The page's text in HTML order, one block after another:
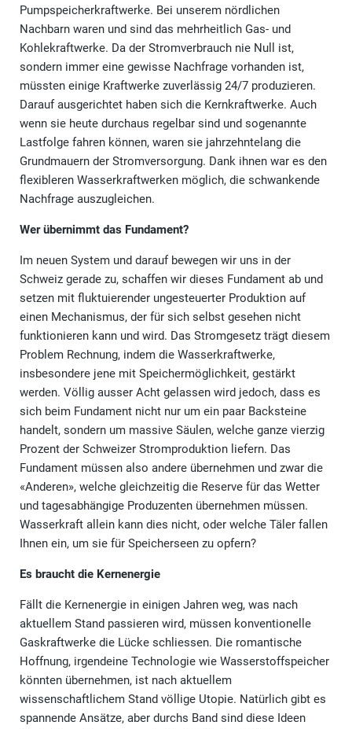
Pumpspeicherkraftwerke. Bei unserem nördlichen
Nachbarn waren und sind das mehrheitlich Gas- und
Kohlekraftwerke. Da der Stromverbrauch nie Null ist,
sondern immer eine gewisse Nachfrage vorhanden ist,
müssten einige Kraftwerke zuverlässig 24/7 produzieren.
Darauf ausgerichtet haben sich die Kernkraftwerke. Auch
wenn sie heute durchaus regelbar sind und sogenannte
Lastfolge fahren können, waren sie jahrzehntelang die
Grundmauern der Stromversorgung. Dank ihnen war es den
flexibleren Wasserkraftwerken möglich, die schwankende
Nachfrage auszugleichen.
Wer übernimmt das Fundament?
Im neuen System und darauf bewegen wir uns in der
Schweiz gerade zu, schaffen wir dieses Fundament ab und
setzen mit fluktuierender ungesteuerter Produktion auf
einen Mechanismus, der für sich selbst gesehen nicht
funktionieren kann und wird. Das Stromgesetz trägt diesem
Problem Rechnung, indem die Wasserkraftwerke,
insbesondere jene mit Speichermöglichkeit, gestärkt
werden. Völlig ausser Acht gelassen wird jedoch, dass es
sich beim Fundament nicht nur um ein paar Backsteine
handelt, sondern um massive Säulen, welche ganze vierzig
Prozent der Schweizer Stromproduktion liefern. Das
Fundament müssen also andere übernehmen und zwar die
«Anderen», welche gleichzeitig die Reserve für das Wetter
und tagesabhängige Produzenten übernehmen müssen.
Wasserkraft allein kann dies nicht, oder welche Täler fallen
Ihnen ein, um sie für Speicherseen zu opfern?
Es braucht die Kernenergie
Fällt die Kernenergie in einigen Jahren weg, was nach
aktuellem Stand passieren wird, müssen konventionelle
Gaskraftwerke die Lücke schliessen. Die romantische
Hoffnung, irgendeine Technologie wie Wasserstoffspeicher
könnten übernehmen, ist nach aktuellem
wissenschaftlichem Stand völlige Utopie. Natürlich gibt es
spannende Ansätze, aber durchs Band sind diese Ideen